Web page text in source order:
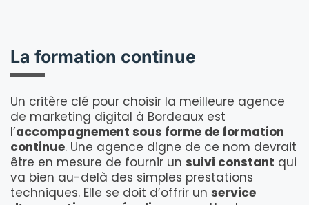
La formation continue
Un critère clé pour choisir la meilleure agence
de marketing digital à Bordeaux est
l’accompagnement sous forme de formation
continue. Une agence digne de ce nom devrait
être en mesure de fournir un suivi constant qui
va bien au-delà des simples prestations
techniques. Elle se doit d’offrir un service